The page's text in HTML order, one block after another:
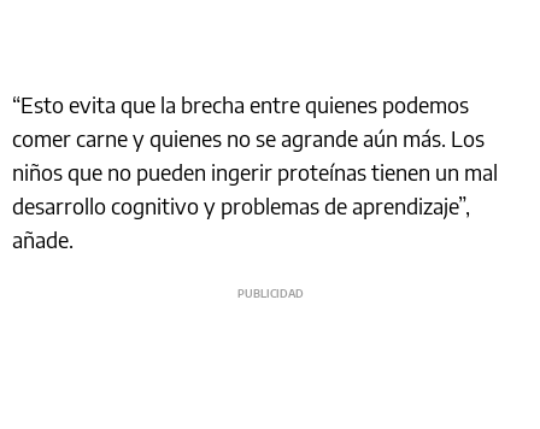
“Esto evita que la brecha entre quienes podemos
comer carne y quienes no se agrande aún más. Los
niños que no pueden ingerir proteínas tienen un mal
desarrollo cognitivo y problemas de aprendizaje”,
añade.